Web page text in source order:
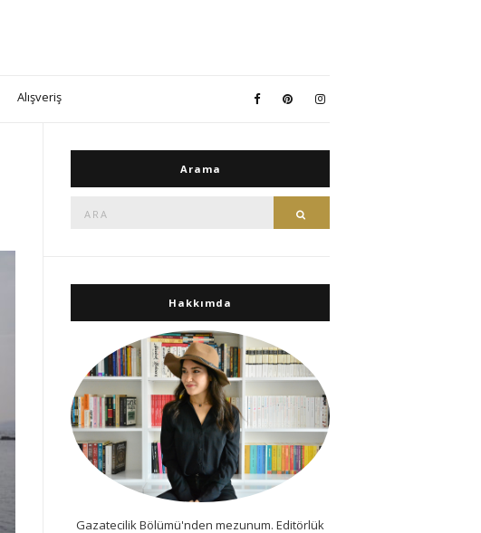
Alışveriş
Arama
Hakkımda
Gazatecilik Bölümü'nden mezunum. Editörlük